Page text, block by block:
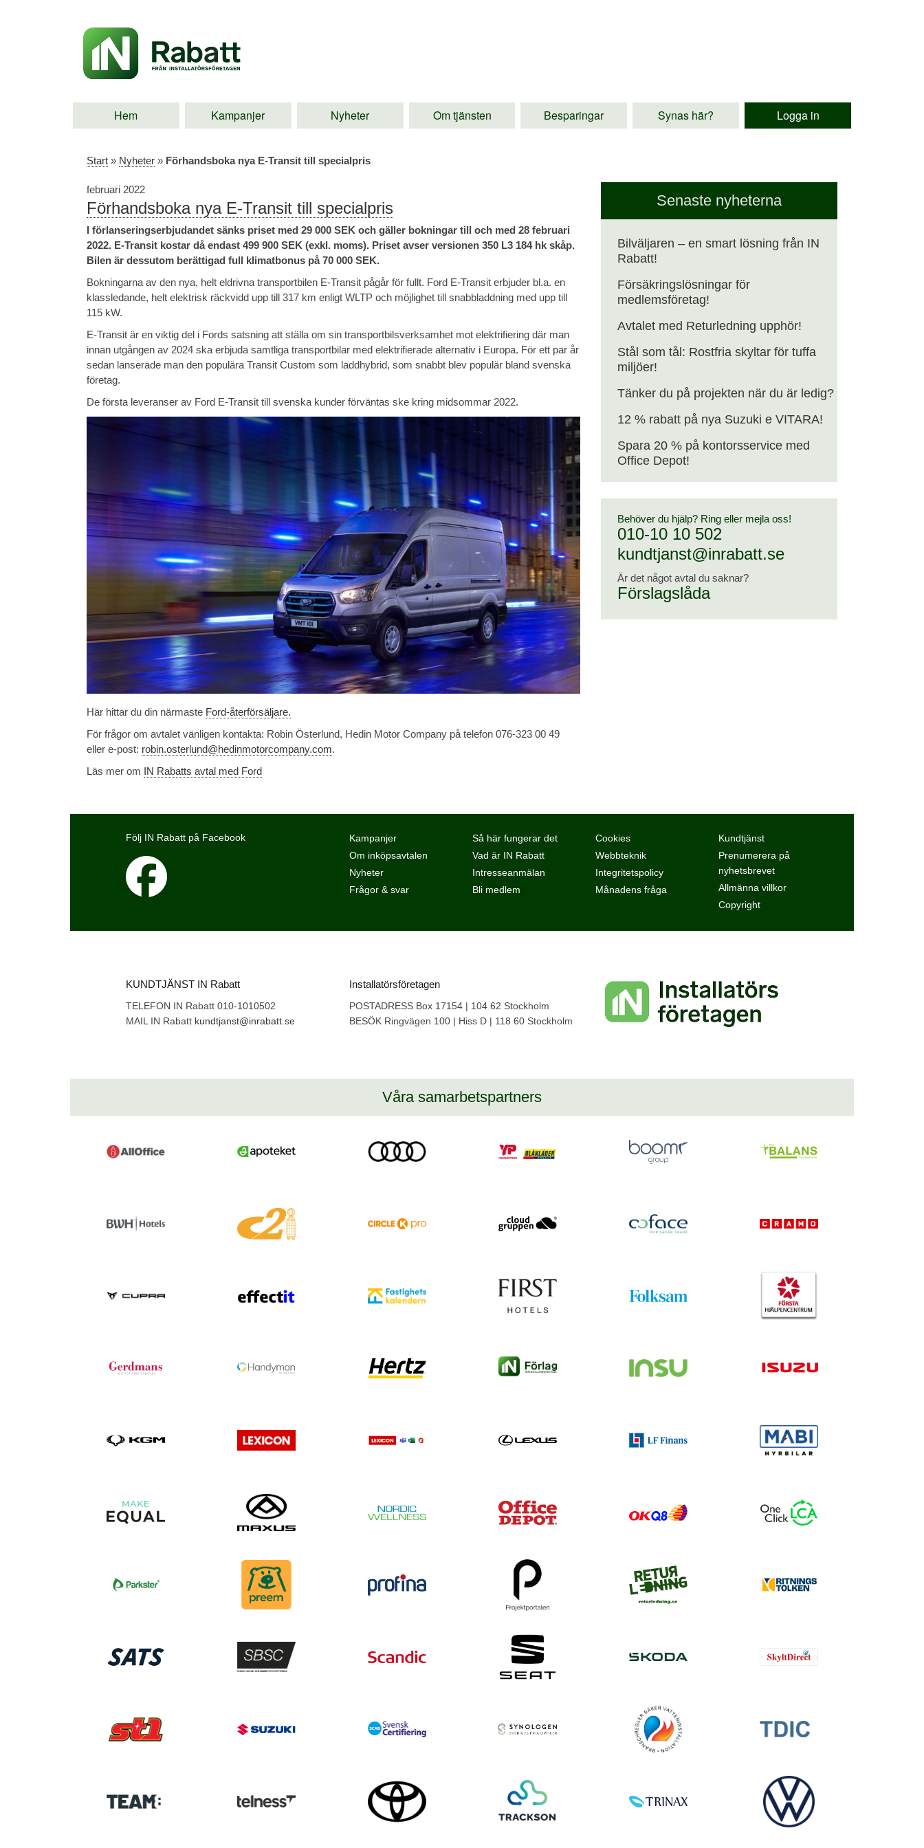
Hem Kampanjer Nyheter Om tjänsten Besparingar Synas här? Logga in
Start » Nyheter » Förhandsboka nya E-Transit till specialpris
februari 2022
Förhandsboka nya E-Transit till specialpris
I förlanseringserbjudandet sänks priset med 29 000 SEK och gäller bokningar till och med 28 februari
2022. E-Transit kostar då endast 499 900 SEK (exkl. moms). Priset avser versionen 350 L3 184 hk skåp.
Bilen är dessutom berättigad full klimatbonus på 70 000 SEK.
Bokningarna av den nya, helt eldrivna transportbilen E-Transit pågår för fullt. Ford E-Transit erbjuder bl.a. en
klassledande, helt elektrisk räckvidd upp till 317 km enligt WLTP och möjlighet till snabbladdning med upp till
115 kW.
E-Transit är en viktig del i Fords satsning att ställa om sin transportbilsverksamhet mot elektrifiering där man
innan utgången av 2024 ska erbjuda samtliga transportbilar med elektrifierade alternativ i Europa. För ett par år
sedan lanserade man den populära Transit Custom som laddhybrid, som snabbt blev populär bland svenska
företag.
De första leveranser av Ford E-Transit till svenska kunder förväntas ske kring midsommar 2022.
Här hittar du din närmaste Ford-återförsäljare.
För frågor om avtalet vänligen kontakta: Robin Österlund, Hedin Motor Company på telefon 076-323 00 49
eller e-post: robin.osterlund@hedinmotorcompany.com.
Läs mer om IN Rabatts avtal med Ford
Senaste nyheterna
Bilväljaren – en smart lösning från IN
Rabatt!
Försäkringslösningar för
medlemsföretag!
Avtalet med Returledning upphör!
Stål som tål: Rostfria skyltar för tuffa
miljöer!
Tänker du på projekten när du är ledig?
12 % rabatt på nya Suzuki e VITARA!
Spara 20 % på kontorsservice med
Office Depot!
Behöver du hjälp? Ring eller mejla oss!
010-10 10 502
kundtjanst@inrabatt.se
Är det något avtal du saknar?
Förslagslåda
Följ IN Rabatt på Facebook
Kampanjer
Om inköpsavtalen
Nyheter
Frågor & svar
Så här fungerar det
Vad är IN Rabatt
Intresseanmälan
Bli medlem
Cookies
Webbteknik
Integritetspolicy
Månadens fråga
Kundtjänst
Prenumerera på
nyhetsbrevet
Allmänna villkor
Copyright
KUNDTJÄNST IN Rabatt
TELEFON IN Rabatt 010-1010502
MAIL IN Rabatt kundtjanst@inrabatt.se
Installatörsföretagen
POSTADRESS Box 17154 | 104 62 Stockholm
BESÖK Ringvägen 100 | Hiss D | 118 60 Stockholm
Våra samarbetspartners